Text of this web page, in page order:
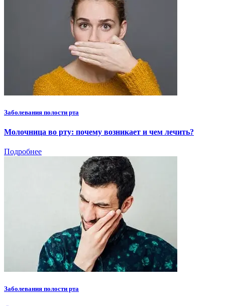
Заболевания полости рта
Молочница во рту: почему возникает и чем лечить?
Подробнее
Заболевания полости рта